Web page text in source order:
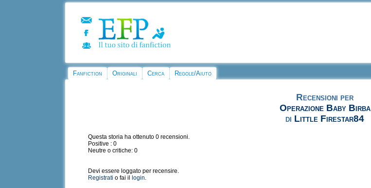
Fanfiction Originali Cerca Regole/Aiuto
Recensioni per
Operazione Baby Birba
di Little Firestar84
Questa storia ha ottenuto 0 recensioni.
Positive : 0
Neutre o critiche: 0
Devi essere loggato per recensire.
Registrati o fai il login.